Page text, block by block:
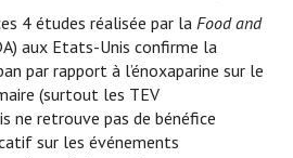
4 études réalisée par la Food and
aux Etats-Unis confirme la
par rapport à l’énoxaparine sur le
(surtout les TEV
ne retrouve pas de bénéfice
sur les événements